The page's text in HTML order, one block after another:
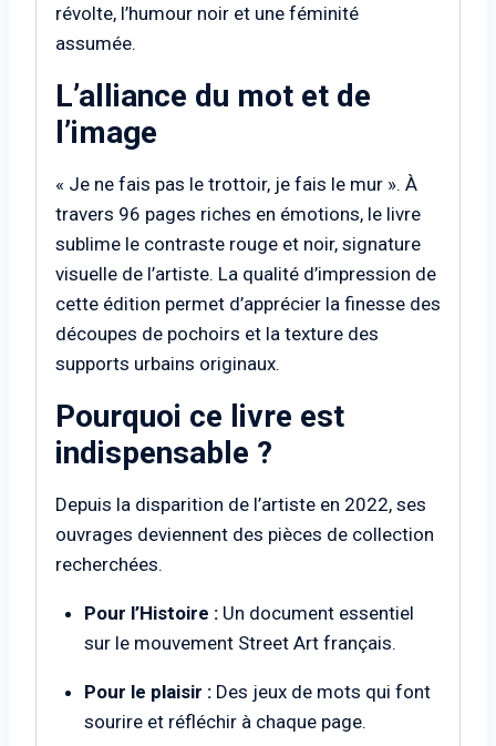
révolte, l’humour noir et une féminité
assumée.
L’alliance du mot et de
l’image
« Je ne fais pas le trottoir, je fais le mur ». À
travers 96 pages riches en émotions, le livre
sublime le contraste rouge et noir, signature
visuelle de l’artiste. La qualité d’impression de
cette édition permet d’apprécier la finesse des
découpes de pochoirs et la texture des
supports urbains originaux.
Pourquoi ce livre est
indispensable ?
Depuis la disparition de l’artiste en 2022, ses
ouvrages deviennent des pièces de collection
recherchées.
Pour l’Histoire :Un document essentiel
sur le mouvement Street Art français.
Pour le plaisir :Des jeux de mots qui font
sourire et réfléchir à chaque page.